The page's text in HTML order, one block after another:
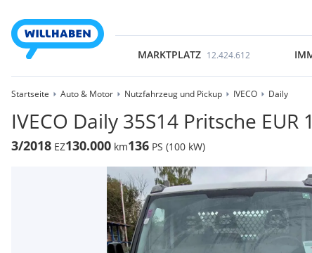
MARKTPLATZ 12.424.612
Startseite Auto & Motor Nutzfahrzeug und Pickup IVECO Daily
IVECO Daily 35S14 Pritsche
3/2018 EZ130.000 km136 PS (100 kW)